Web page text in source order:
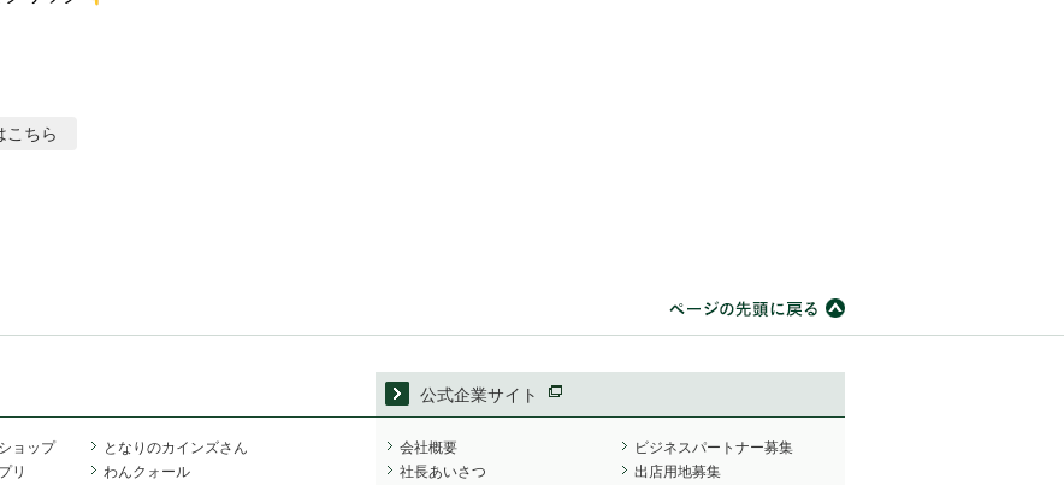
こちら
ョップ
リ
となりのカインズさん
わんクォール
公式企業サイト
会社概要
社長あいさつ
ビジネスパートナー募集
出店用地募集